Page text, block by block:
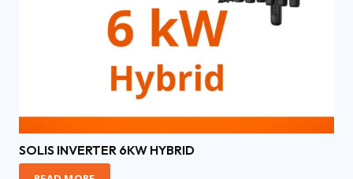
SOLIS INVERTER 6KW HYBRID